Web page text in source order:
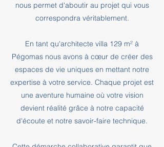
nous permet d'aboutir au projet qui vous
correspondra véritablement.
En tant qu'architecte villa 129 m² à
Pégomas nous avons à cœur de créer des
espaces de vie uniques en mettant notre
expertise à votre service. Chaque projet est
une aventure humaine où votre vision
devient réalité grâce à notre capacité
d'écoute et notre savoir-faire technique.